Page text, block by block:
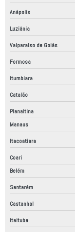
Anápolis
Luziânia
Valparaíso de Goiás
Formosa
Itumbiara
Catalão
Planaltina
Manaus
Itacoatiara
Coari
Belém
Santarém
Castanhal
Itaituba